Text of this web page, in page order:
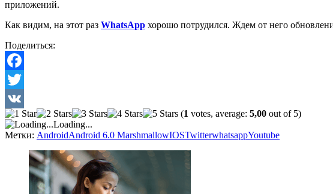
приложений.
Как видим, на этот раз WhatsApp хорошо потрудился. Ждем от него
Поделиться:
Facebook
Twitter
VK
(1 votes, average: 5,00 out of 5)
Loading...
Метки: AndroidAndroid 6.0 MarshmallowIOSTwitterwhatsappYoutube